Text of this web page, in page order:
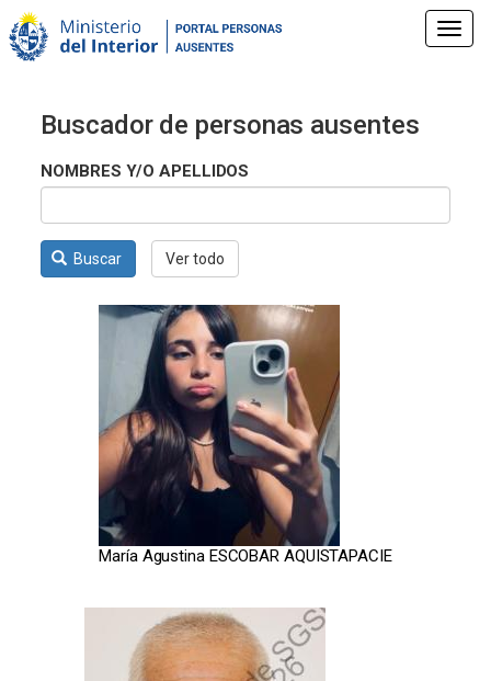
Pasar
al
contenido
Buscador de personas ausentes
NOMBRES Y/O APELLIDOS
Buscar Ver todo
María Agustina ESCOBAR AQUISTAPACIE